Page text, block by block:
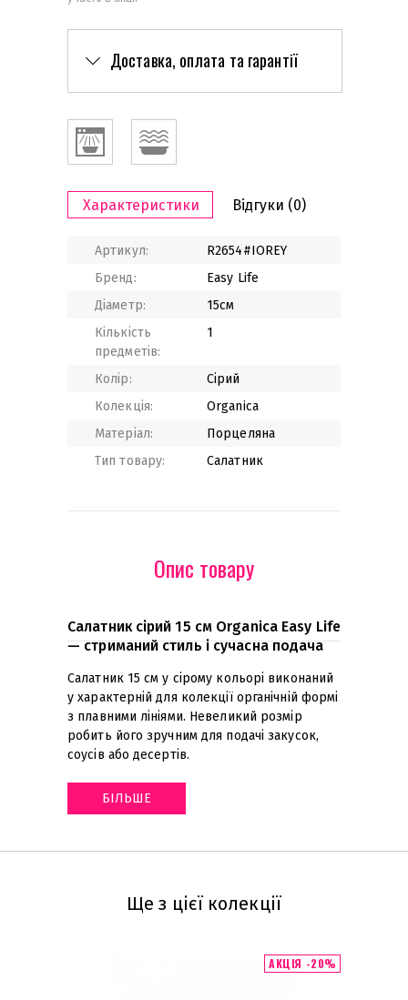
Доставка, оплата та гарантії
Характеристики Відгуки (0)
Артикул:
R2654#IOREY
Бренд:
Easy Life
Діаметр:
15см
Кількість
предметів:
1
Колір:
Сірий
Колекція:
Organica
Матеріал:
Порцеляна
Тип товару:
Салатник
Опис товару
Салатник сірий 15 см Organica Easy Life
— стриманий стиль і сучасна подача
Салатник 15 см у сірому кольорі виконаний
у характерній для колекції органічній формі
з плавними лініями. Невеликий розмір
робить його зручним для подачі закусок,
соусів або десертів.
БІЛЬШЕ
Ще з цієї колекції
АКЦІЯ -20%